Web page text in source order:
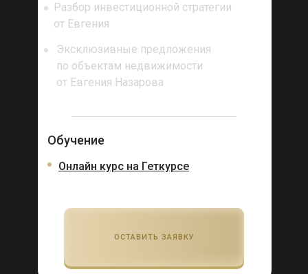
Обучение
Разбор инвестиционной стратегии
от Евгения
Эксклюзивные предложения
по объектам недвижимости
от Евгения Назарова
Онлайн курс на Геткурсе
ОСТАВИТЬ ЗАЯВКУ